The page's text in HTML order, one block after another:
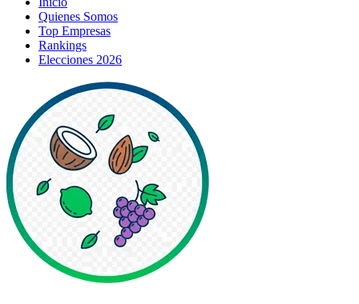
Quienes Somos
Top Empresas
Rankings
Elecciones 2026